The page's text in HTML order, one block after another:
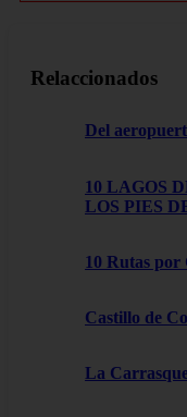
Relaccionados
Del
10 LAGOS
LOS PIES
10 Rutas por
Castillo de
La